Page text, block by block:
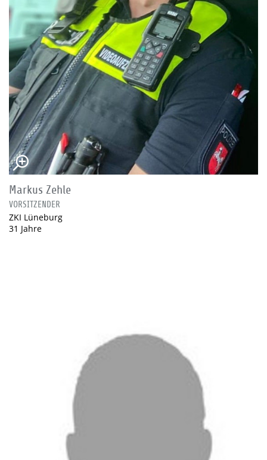
Markus Zehle
VORSITZENDER
ZKI Lüneburg
31 Jahre